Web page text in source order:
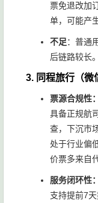
票免退改加
单，可能产
不足：普通
后链路较长。
3. 同程旅行（微
票源合规性
具备正规航
查，下沉市
处于行业偏
价票多来自
服务闭环性
支持提前7